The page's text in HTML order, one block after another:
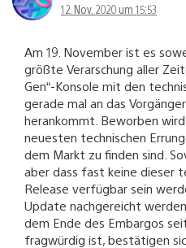
12. Nov. 2020 um 15:53
Am 19. November ist es
größte Verarschung aller
Gen“-Konsole mit den
gerade mal an das
herankommt. Beworben
neuesten technischen
dem Markt zu finden sind.
aber dass fast keine dieser
Release verfügbar sein
Update nachgereicht
dem Ende des Embargos
fragwürdig ist, bestätigen